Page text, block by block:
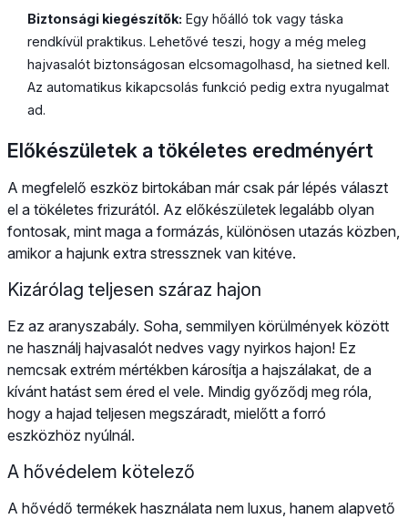
Biztonsági kiegészítők: Egy hőálló tok vagy táska
rendkívül praktikus. Lehetővé teszi, hogy a még meleg
hajvasalót biztonságosan elcsomagolhasd, ha sietned kell.
Az automatikus kikapcsolás funkció pedig extra nyugalmat
ad.
Előkészületek a tökéletes eredményért
A megfelelő eszköz birtokában már csak pár lépés választ
el a tökéletes frizurától. Az előkészületek legalább olyan
fontosak, mint maga a formázás, különösen utazás közben,
amikor a hajunk extra stressznek van kitéve.
Kizárólag teljesen száraz hajon
Ez az aranyszabály. Soha, semmilyen körülmények között
ne használj hajvasalót nedves vagy nyirkos hajon! Ez
nemcsak extrém mértékben károsítja a hajszálakat, de a
kívánt hatást sem éred el vele. Mindig győződj meg róla,
hogy a hajad teljesen megszáradt, mielőtt a forró
eszközhöz nyúlnál.
A hővédelem kötelező
A hővédő termékek használata nem luxus, hanem alapvető